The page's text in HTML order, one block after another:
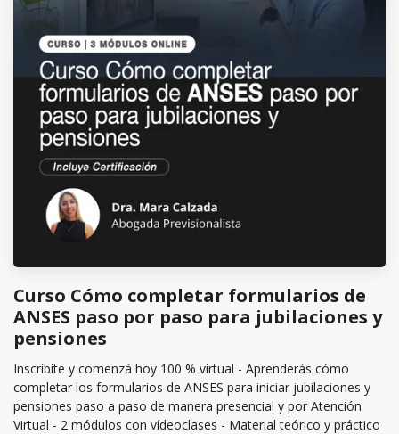
Curso Cómo completar formularios de
ANSES paso por paso para jubilaciones y
pensiones
Inscribite y comenzá hoy 100 % virtual - Aprenderás cómo
completar los formularios de ANSES para iniciar jubilaciones y
pensiones paso a paso de manera presencial y por Atención
Virtual - 2 módulos con vídeoclases - Material teórico y práctico